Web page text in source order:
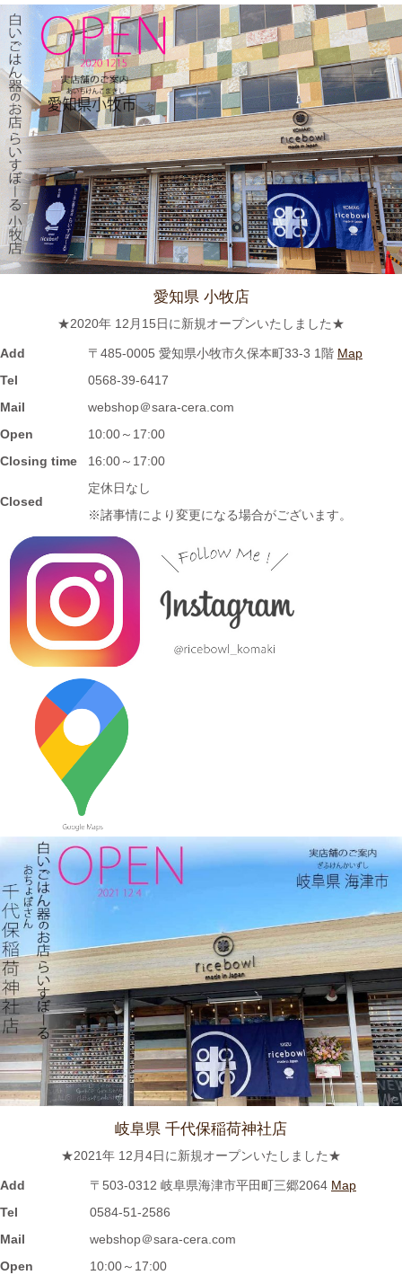
2023/12/15
≪新着商品≫ 波佐見焼のアップル柄とラフランス柄の小さめテ
ィーポット新入荷しました♪数量限定販売中！！
2023/12/1
≪おすすめ≫ 寒～い朝には、具沢山のあったか～いスープを信
楽焼スープカップでいかがでしょうか？
2023/11/16
≪新着商品≫ 波佐見焼のラフランスとりんごのマグカップ新入
荷しました♪先行販売中！！
2023/11/1
≪再入荷≫窯出し入荷しました♪松助窯 お野菜たっぷり担麺 タン
2023/10/25
≪新着商品≫ 波佐見焼の可愛いフルーツ柄平鉢新入荷しました♪
先行販売中！！
2023/10/23
≪おすすめ≫ あったか～いお茶にどうぞ！しのぎの湯飲み再入
荷しました♪焼きたてホヤホヤです★
2023/10/12
≪新着商品≫ 波佐見焼のアイテム新入荷しました♪ころころぱす
てるボーダーカップなど
2023/9/21
≪おすすめ≫ もうすぐ新米の季節
碗、入荷してます♪
2023/9/7
≪おすすめ≫ 食卓華やぐ✿信楽焼 蓮の葉プレート
2023/8/24
≪おすすめ≫ 満腹ッ☆松助窯 変型どんぶり
2023/8/10
≪おすすめ≫ 冷たい麺がすすりたいっ 松助 蕎麦猪口
≪おすすめ≫ホカホカご飯をもっとおいしく♪土と炎の香り 信楽
焼のご飯茶碗
2023/7/28
≪再入荷≫窯出し入荷しました♪松助窯 ストレートミニマグカッ
愛知県 小牧店
★2020年 12月15日に新規オープンいたしました★
Add 〒485-0005 愛知県小牧市久保本町33-3 1階 Map
Tel
0568-39-6417
Mail
webshop＠sara-cera.com
Open
10:00～17:00
Closing time
16:00～17:00
Closed
定休日なし
※諸事情により変更になる場合がございます。
岐阜県 千代保稲荷神社店
★2021年 12月4日に新規オープンいたしました★
Add 〒503-0312 岐阜県海津市平田町三郷2064 Map
Tel
0584-51-2586
Mail
webshop＠sara-cera.com
Open
10:00～17:00